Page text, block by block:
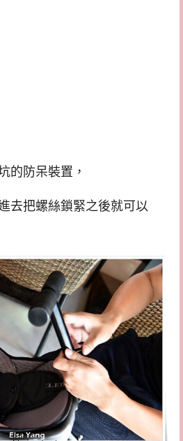
的防呆裝置，
去把螺絲鎖緊之後就可以